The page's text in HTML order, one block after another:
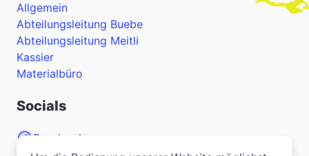
Allgemein
Abteilungsleitung Buebe
Abteilungsleitung Meitli
Kassier
Materialbüro
Socials
Facebook